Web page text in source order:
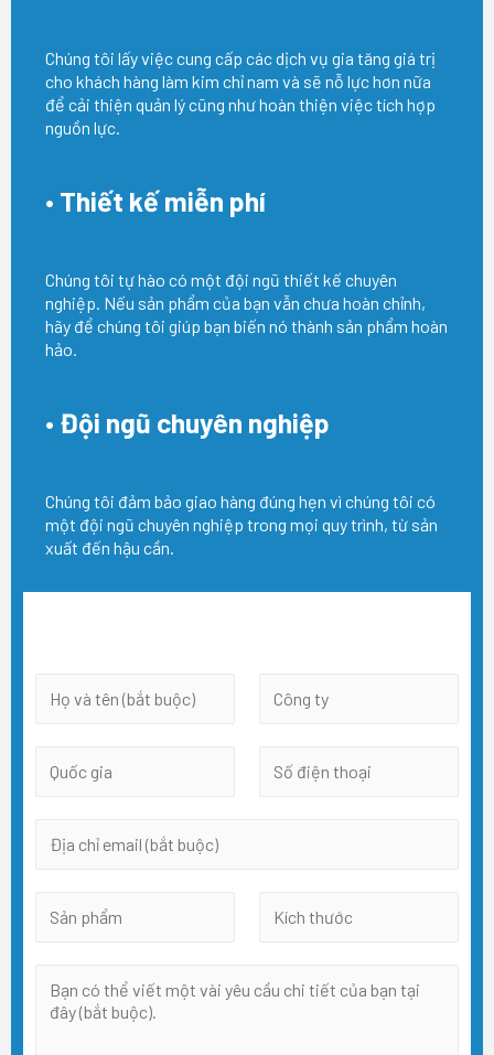
Chúng tôi lấy việc cung cấp các dịch vụ gia tăng giá trị
cho khách hàng làm kim chỉ nam và sẽ nỗ lực hơn nữa
để cải thiện quản lý cũng như hoàn thiện việc tích hợp
nguồn lực.
• Thiết kế miễn phí
Chúng tôi tự hào có một đội ngũ thiết kế chuyên
nghiệp. Nếu sản phẩm của bạn vẫn chưa hoàn chỉnh,
hãy để chúng tôi giúp bạn biến nó thành sản phẩm hoàn
hảo.
• Đội ngũ chuyên nghiệp
Chúng tôi đảm bảo giao hàng đúng hẹn vì chúng tôi có
một đội ngũ chuyên nghiệp trong mọi quy trình, từ sản
xuất đến hậu cần.